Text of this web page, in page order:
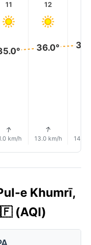
11
↑
km/h
12
36.0°
↑
13.0 km/h 14.0
e Khumrī,
(AQI)